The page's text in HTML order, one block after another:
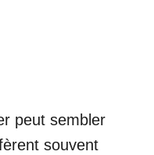
peut sembler
souvent